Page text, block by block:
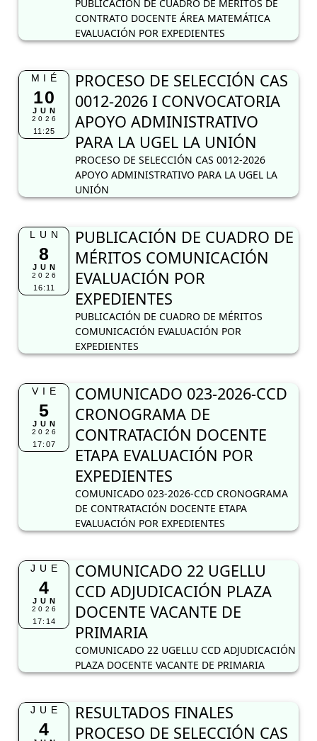
PUBLICACIÓN DE CUADRO DE MÉRITOS DE
CONTRATO DOCENTE ÁREA MATEMÁTICA
EVALUACIÓN POR EXPEDIENTES
MIÉ
10
JUN
2026
11:25
PROCESO DE SELECCIÓN CAS
0012-2026 I CONVOCATORIA
APOYO ADMINISTRATIVO
PARA LA UGEL LA UNIÓN
PROCESO DE SELECCIÓN CAS 0012-2026
APOYO ADMINISTRATIVO PARA LA UGEL LA
UNIÓN
LUN
8
JUN
2026
16:11
PUBLICACIÓN DE CUADRO DE
MÉRITOS COMUNICACIÓN
EVALUACIÓN POR
EXPEDIENTES
PUBLICACIÓN DE CUADRO DE MÉRITOS
COMUNICACIÓN EVALUACIÓN POR
EXPEDIENTES
VIE
5
JUN
2026
17:07
COMUNICADO 023-2026-CCD
CRONOGRAMA DE
CONTRATACIÓN DOCENTE
ETAPA EVALUACIÓN POR
EXPEDIENTES
COMUNICADO 023-2026-CCD CRONOGRAMA
DE CONTRATACIÓN DOCENTE ETAPA
EVALUACIÓN POR EXPEDIENTES
JUE
4
JUN
2026
17:14
COMUNICADO 22 UGELLU
CCD ADJUDICACIÓN PLAZA
DOCENTE VACANTE DE
PRIMARIA
COMUNICADO 22 UGELLU CCD ADJUDICACIÓN
PLAZA DOCENTE VACANTE DE PRIMARIA
JUE
4
RESULTADOS FINALES
PROCESO DE SELECCIÓN CAS